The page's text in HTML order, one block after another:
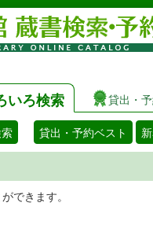
いろ検索 貸出・
貸出・予約ベスト
索することがで